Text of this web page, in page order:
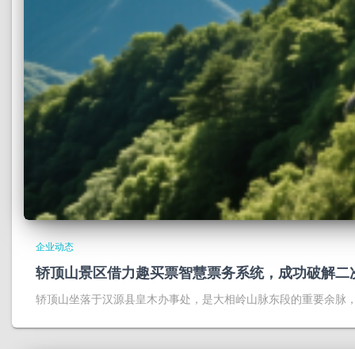
企业动态
轿顶山景区借力趣买票智慧票务系统，成功破解
轿顶山坐落于汉源县皇木办事处，是大相岭山脉东段的重要余脉